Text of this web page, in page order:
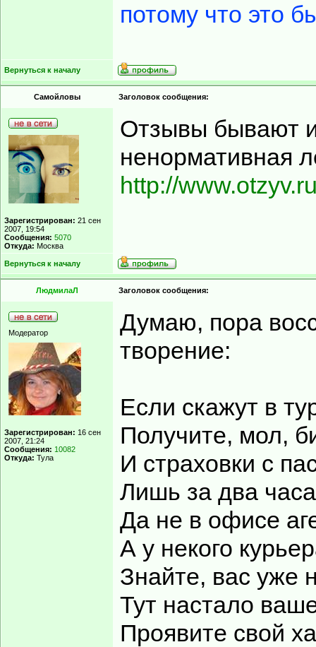
потому что это
Вернуться к началу
Самойловы Заголовок сообщения:
Зарегистрирован: 21 сен
2007, 19:54
Сообщения: 5070
Откуда: Москва
Отзывы бывают
ненормативная
http://
Вернуться к началу
ЛюдмилаЛ Заголовок сообщения:
Модератор
Зарегистрирован: 16 сен
2007, 21:24
Сообщения: 10082
Откуда: Тула
Думаю, пора
творение:
Если скажут в
Получите, мол,
И страховки с
Лишь за два
Да не в офисе
А у некого
Знайте, вас уже
Тут настало
Проявите свой